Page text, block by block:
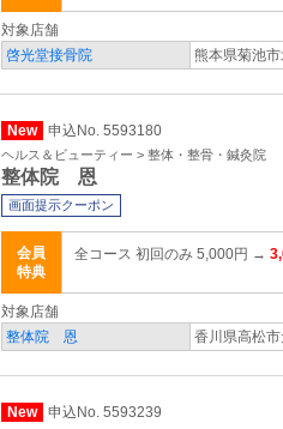
対象店舗
啓光堂接骨院
熊本県菊池
New 申込No. 5593180
ヘルス＆ビューティー > 整体・整骨・鍼灸院
整体院 恩
画面提示クーポン
会員
特典
全コース 初回のみ 5,000円 →
対象店舗
整体院 恩
香川県高松
New 申込No. 5593239